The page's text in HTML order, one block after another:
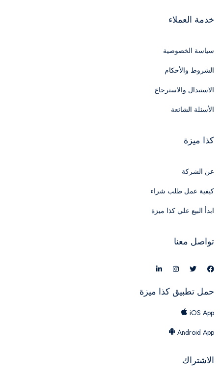
خدمة العملاء
سياسة الخصوصية
الشروط والأحكام
الاستبدال والاسترجاع
الأسئلة الشائعة
كذا ميزة
عن الشركة
كيفية عمل طلب شراء
ابدأ البيع علي كذا ميزة
تواصل معنا
حمل تطبيق كذا ميزة
iOS App
Android App
الاشتراك